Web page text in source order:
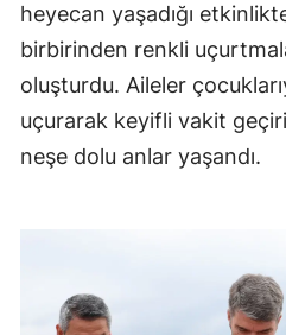
heyecan yaşadığı
birbirinden renkli
oluşturdu. Aileler
uçurarak keyifli vakit
neşe dolu anlar yaşandı.